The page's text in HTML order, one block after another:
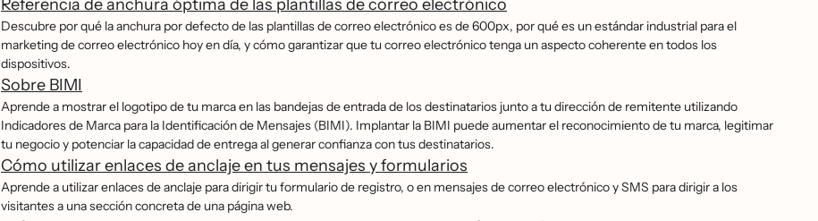
Referencia de anchura óptima de las plantillas de correo electrónico
Descubre por qué la anchura por defecto de las plantillas de correo electrónico es de 600px, por qué es un estándar industrial para el
marketing de correo electrónico hoy en día, y cómo garantizar que tu correo electrónico tenga un aspecto coherente en todos los
dispositivos.
Sobre BIMI
Aprende a mostrar el logotipo de tu marca en las bandejas de entrada de los destinatarios junto a tu dirección de remitente utilizando
Indicadores de Marca para la Identificación de Mensajes (BIMI). Implantar la BIMI puede aumentar el reconocimiento de tu marca, legitimar
tu negocio y potenciar la capacidad de entrega al generar confianza con tus destinatarios.
Cómo utilizar enlaces de anclaje en tus mensajes y formularios
Aprende a utilizar enlaces de anclaje para dirigir tu formulario de registro, o en mensajes de correo electrónico y SMS para dirigir a los
visitantes a una sección concreta de una página web.